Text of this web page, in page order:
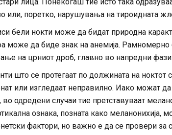
или, поретко, нарушувања на тироидната
бели нокти може да бидат природна
може да биде знак на анемија.
на црниот дроб, главно во напредни фази.
што се протегаат по должината на ноктот
или изгледаат неправилно. Иако можат
одредени случаи тие претставуваат
ознака, позната како
фактори, но важно е да се провери за